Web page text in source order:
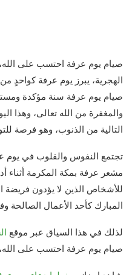
صيام يوم عرفة احتسب على
الهجرية، يبرز يوم عرفة كواحدٍ من
صيام يوم عرفة سنة مؤكدة
والمغفرة من الله تعالى، وهذا
التالية من الذنوب، وهو فرصة
تجتمع النفوس والقلوب في
مشعر عرفة بمكة المكرمة أثناء
للأشخاص الذين لا يؤدون فريضة
المبارك كأحد الأعمال الصالحة
لذلك في هذا السياق عبر موقع
صيام يوم عرفة احتسب على الله،